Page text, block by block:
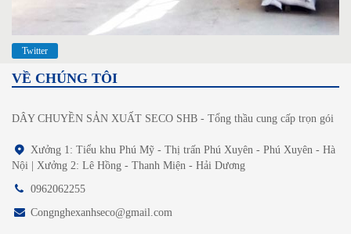
Twitter
VỀ CHÚNG TÔI
DÂY CHUYỀN SẢN XUẤT SECO SHB - Tổng thầu cung cấp trọn gói
Xưởng 1: Tiểu khu Phú Mỹ - Thị trấn Phú Xuyên - Phú Xuyên - Hà
Nội | Xưởng 2: Lê Hồng - Thanh Miện - Hải Dương
0962062255
Congnghexanhseco@gmail.com